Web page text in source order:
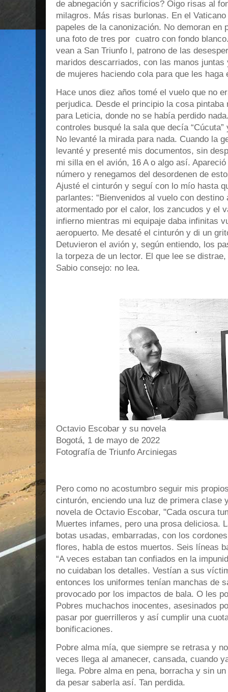
de abnegación y sacrificios? Oigo risas al
milagros. Más risas burlonas. En el
papeles de la canonización. No demoran en
una foto de tres por cuatro con fondo
vean a San Triunfo l, patrono de las
maridos descarriados, con las manos
de mujeres haciendo cola para que les haga
Hace unos diez años tomé el vuelo que no
perjudica. Desde el principio la cosa
para Leticia, donde no se había perdido
controles busqué la sala que decía
No levanté la mirada para nada. Cuando la
levanté y presenté mis documentos, sin
mi silla en el avión, 16 A o algo así.
número y renegamos del desordenen de
Ajusté el cinturón y seguí con lo mío hasta
parlantes: “Bienvenidos al vuelo con destino
atormentado por el calor, los zancudos y el
infierno mientras mi equipaje daba infinitas
aeropuerto. Me desaté el cinturón y di un
Detuvieron el avión y, según entiendo, los
la torpeza de un lector. El que lee se
Sabio consejo: no lea.
Octavio Escobar y su novela
Bogotá, 1 de mayo de 2022
Fotografía de Triunfo Arciniegas
Pero como no acostumbro seguir mis
cinturón, enciendo una luz de primera clase
novela de Octavio Escobar, "Cada oscura
Muertes infames, pero una prosa deliciosa.
botas usadas, embarradas, con los
flores, habla de estos muertos. Seis líneas
“A veces estaban tan confiados en la
no cuidaban los detalles. Vestían a sus
entonces los uniformes tenían manchas de
provocado por los impactos de bala. O les
Pobres muchachos inocentes, asesinados
pasar por guerrilleros y así cumplir una
bonificaciones.
Pobre alma mía, que siempre se retrasa y
veces llega al amanecer, cansada, cuando
llega. Pobre alma en pena, borracha y sin
da pesar saberla así. Tan perdida.